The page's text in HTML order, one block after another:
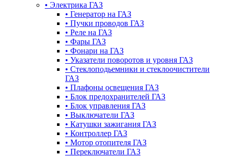
• Электрика ГАЗ
• Генератор на ГАЗ
• Пучки проводов ГАЗ
• Реле на ГАЗ
• Фары ГАЗ
• Фонари на ГАЗ
• Указатели поворотов и уровня ГАЗ
• Стеклоподьемники и стеклоочистители
ГАЗ
• Плафоны освещения ГАЗ
• Блок предохранителей ГАЗ
• Блок управления ГАЗ
• Выключатели ГАЗ
• Катушки зажигания ГАЗ
• Контроллер ГАЗ
• Мотор отопителя ГАЗ
• Переключатели ГАЗ